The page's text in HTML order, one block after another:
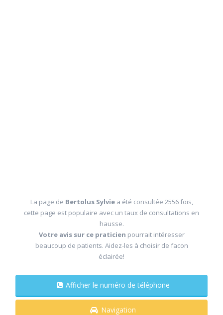
La page de Bertolus Sylvie a été consultée 2556 fois,
cette page est populaire avec un taux de consultations en
hausse.
Votre avis sur ce praticien pourrait intéresser
beaucoup de patients. Aidez-les à choisir de facon
éclairée!
Afficher le numéro de téléphone
Navigation